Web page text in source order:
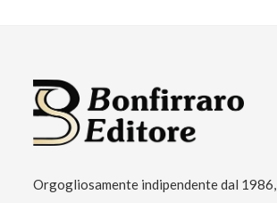
Orgogliosamente indipendente dal 1986,